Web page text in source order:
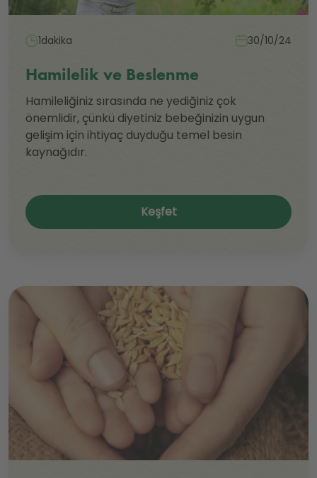
1dakika 30/10/24
Hamilelik ve Beslenme
Hamileliğiniz sırasında ne yediğiniz çok
önemlidir, çünkü diyetiniz bebeğinizin uygun
gelişim için ihtiyaç duyduğu temel besin
kaynağıdır.
Keşfet